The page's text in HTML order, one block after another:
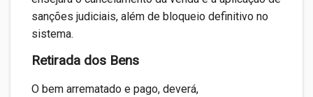
sanções judiciais, além de bloqueio definitivo no
sistema.
Retirada dos Bens
O bem arrematado e pago, deverá,